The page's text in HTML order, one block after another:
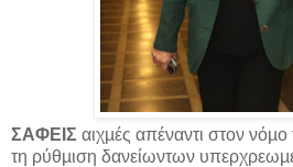
ΣΑΦΕΙΣ αιχµές απέναντι στον
τη ρύθµιση δανείωντων